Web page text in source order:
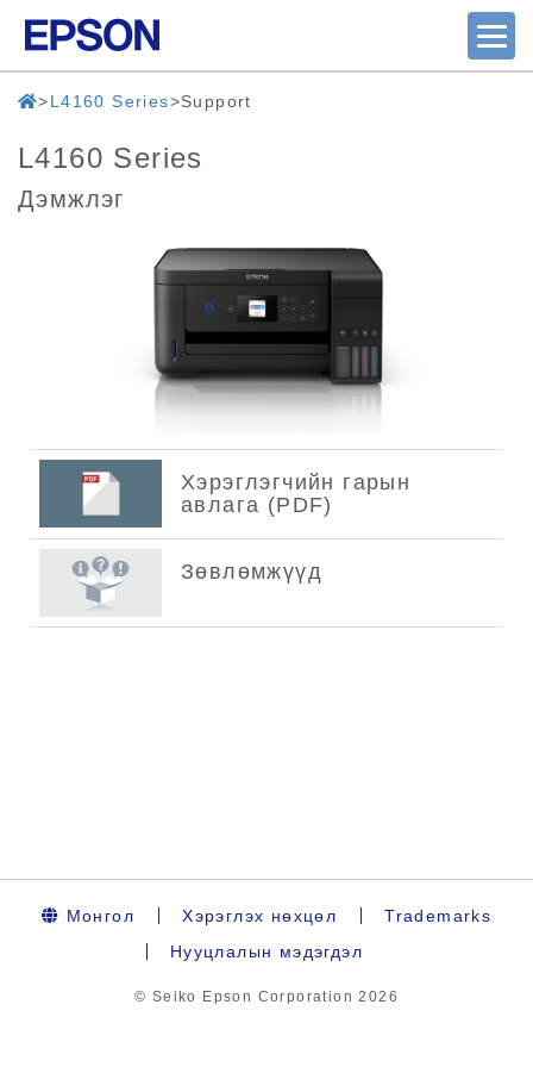
L4160 Series Support
L4160 Series
Дэмжлэг
Монгол Хэрэглэх нөхцөл
Trademarks
Нууцлалын мэдэгдэл
© Seiko Epson Corporation2026